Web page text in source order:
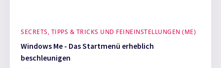
SECRETS, TIPPS & TRICKS UND FEINEINSTELLUNGEN (ME)
Windows Me - Das Startmenü erheblich
beschleunigen